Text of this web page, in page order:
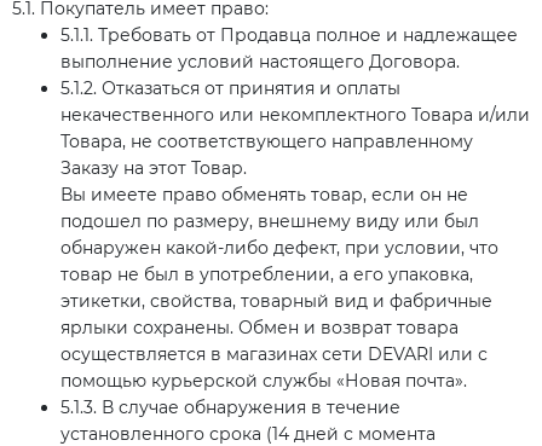
5.1. Покупатель имеет право:
5.1.1. Требовать от Продавца полное и надлежащее
выполнение условий настоящего Договора.
5.1.2. Отказаться от принятия и оплаты
некачественного или некомплектного Товара и/или
Товара, не соответствующего направленному
Заказу на этот Товар.
Вы имеете право обменять товар, если он не
подошел по размеру, внешнему виду или был
обнаружен какой-либо дефект, при условии, что
товар не был в употреблении, а его упаковка,
этикетки, свойства, товарный вид и фабричные
ярлыки сохранены. Обмен и возврат товара
осуществляется в магазинах сети DEVARI или с
помощью курьерской службы «Новая почта».
5.1.3. В случае обнаружения в течение
установленного срока (14 дней с момента